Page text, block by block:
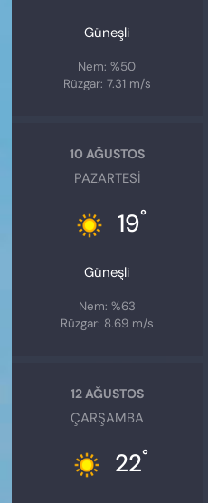
Güneşli
Nem: %50
Rüzgar: 7.31 m/s
10 AĞUSTOS
PAZARTESI
19°
Güneşli
Nem: %63
Rüzgar: 8.69 m/s
12 AĞUSTOS
ÇARŞAMBA
22°